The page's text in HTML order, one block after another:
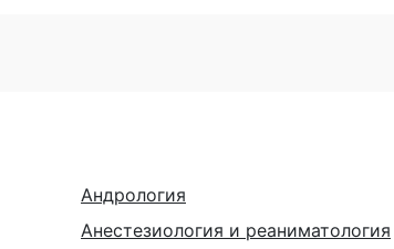
Андрология
Анестезиология и реаниматология